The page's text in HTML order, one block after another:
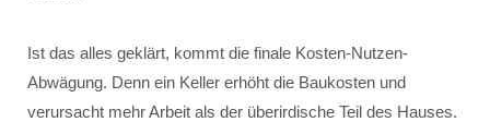
Ist das alles geklärt, kommt die finale Kosten-Nutzen-
Abwägung. Denn ein Keller erhöht die Baukosten und
verursacht mehr Arbeit als der überirdische Teil des Hauses.